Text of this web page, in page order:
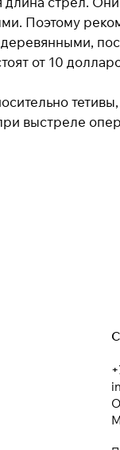
Поэтому
от 10
выстреле